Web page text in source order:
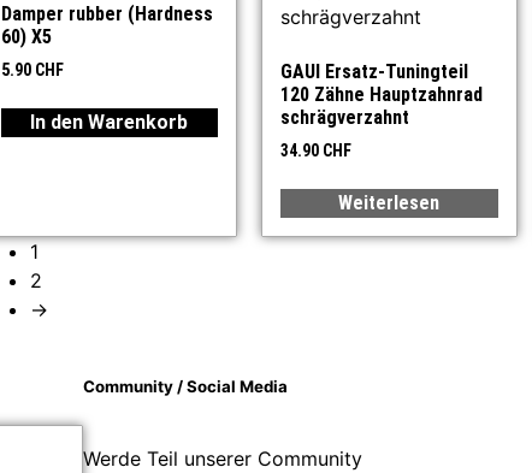
Damper rubber (Hardness
60) X5
5.90 CHF
In den Warenkorb
GAUI Ersatz-Tuningteil
120 Zähne Hauptzahnrad
schrägverzahnt
34.90 CHF
Weiterlesen
1
2
→
Community / Social Media
Werde Teil unserer Community